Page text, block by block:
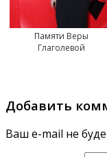
Памяти Веры
Глаголевой
Добавить
Ваш e-mail не